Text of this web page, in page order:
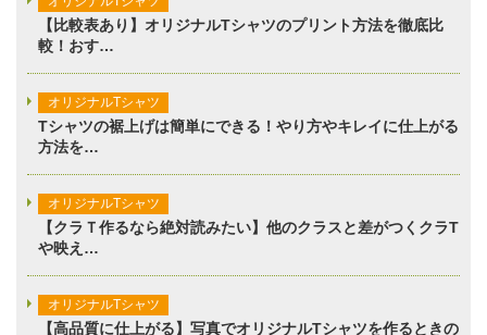
【比較表あり】オリジナルTシャツのプリント方法を徹底比
較！おす…
オリジナルTシャツ
Tシャツの裾上げは簡単にできる！やり方やキレイに仕上がる
方法を…
オリジナルTシャツ
【クラＴ作るなら絶対読みたい】他のクラスと差がつくクラT
や映え…
オリジナルTシャツ
【高品質に仕上がる】写真でオリジナルTシャツを作るときの